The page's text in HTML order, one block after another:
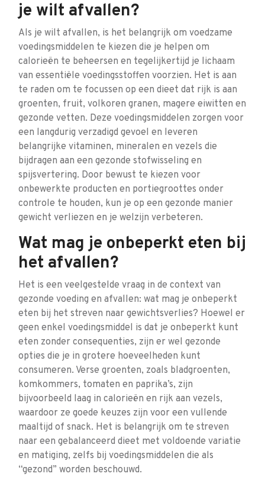
je wilt afvallen?
Als je wilt afvallen, is het belangrijk om voedzame
voedingsmiddelen te kiezen die je helpen om
calorieën te beheersen en tegelijkertijd je lichaam
van essentiële voedingsstoffen voorzien. Het is aan
te raden om te focussen op een dieet dat rijk is aan
groenten, fruit, volkoren granen, magere eiwitten en
gezonde vetten. Deze voedingsmiddelen zorgen voor
een langdurig verzadigd gevoel en leveren
belangrijke vitaminen, mineralen en vezels die
bijdragen aan een gezonde stofwisseling en
spijsvertering. Door bewust te kiezen voor
onbewerkte producten en portiegroottes onder
controle te houden, kun je op een gezonde manier
gewicht verliezen en je welzijn verbeteren.
Wat mag je onbeperkt eten bij
het afvallen?
Het is een veelgestelde vraag in de context van
gezonde voeding en afvallen: wat mag je onbeperkt
eten bij het streven naar gewichtsverlies? Hoewel er
geen enkel voedingsmiddel is dat je onbeperkt kunt
eten zonder consequenties, zijn er wel gezonde
opties die je in grotere hoeveelheden kunt
consumeren. Verse groenten, zoals bladgroenten,
komkommers, tomaten en paprika’s, zijn
bijvoorbeeld laag in calorieën en rijk aan vezels,
waardoor ze goede keuzes zijn voor een vullende
maaltijd of snack. Het is belangrijk om te streven
naar een gebalanceerd dieet met voldoende variatie
en matiging, zelfs bij voedingsmiddelen die als
“gezond” worden beschouwd.